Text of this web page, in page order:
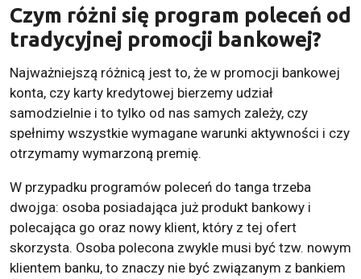
Czym różni się program poleceń od
tradycyjnej promocji bankowej?
Najważniejszą różnicą jest to, że w promocji bankowej
konta, czy karty kredytowej bierzemy udział
samodzielnie i to tylko od nas samych zależy, czy
spełnimy wszystkie wymagane warunki aktywności i czy
otrzymamy wymarzoną premię.
W przypadku programów poleceń do tanga trzeba
dwojga: osoba posiadająca już produkt bankowy i
polecająca go oraz nowy klient, który z tej ofert
skorzysta. Osoba polecona zwykle musi być tzw. nowym
klientem banku, to znaczy nie być związanym z bankiem